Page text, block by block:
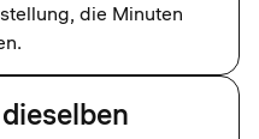
die Minuten